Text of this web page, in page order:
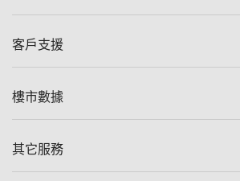
人才招募
一手新盤
減價
美聯豪宅
獨家樓盤
客戶支援
自助放盤
查詢熱線
樓市數據
樓價指數
其它服務